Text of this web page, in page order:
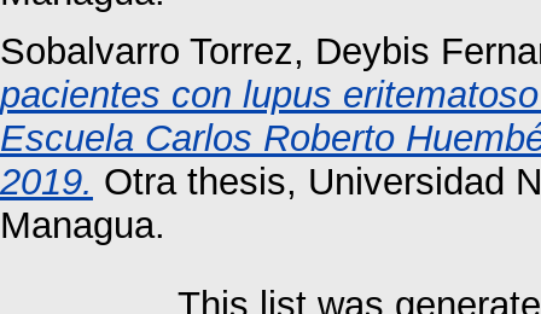
Sobalvarro Torrez, Deybis
pacientes con lupus
Escuela Carlos Roberto
2019. Otra thesis, Universidad
Managua.
This list was